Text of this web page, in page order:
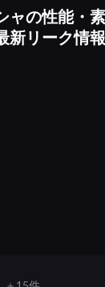
ャの性能・
新リーク情報